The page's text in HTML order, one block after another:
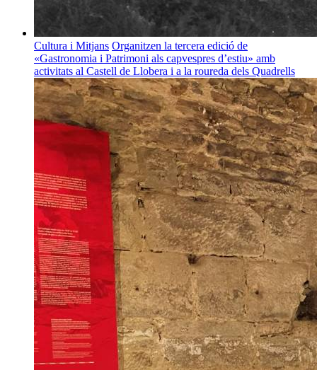
Cultura i Mitjans Organitzen la tercera edició de
«Gastronomia i Patrimoni als capvespres d’estiu» amb
activitats al Castell de Llobera i a la roureda dels Quadrells